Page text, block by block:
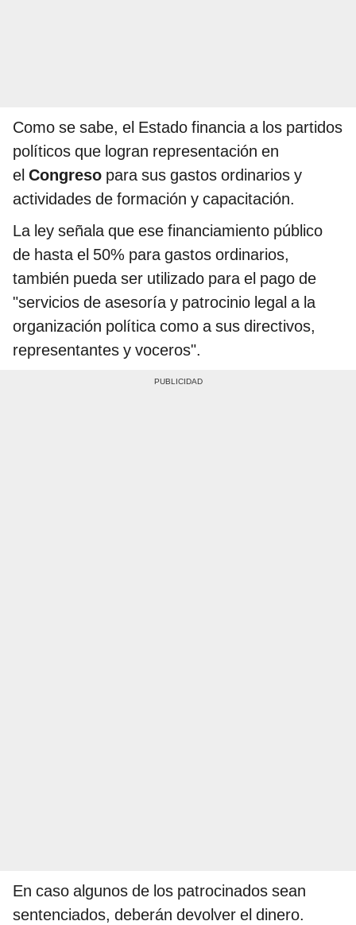
Como se sabe, el Estado financia a los partidos
políticos que logran representación en
el Congreso para sus gastos ordinarios y
actividades de formación y capacitación.
La ley señala que ese financiamiento público
de hasta el 50% para gastos ordinarios,
también pueda ser utilizado para el pago de
"servicios de asesoría y patrocinio legal a la
organización política como a sus directivos,
representantes y voceros".
En caso algunos de los patrocinados sean
sentenciados, deberán devolver el dinero.